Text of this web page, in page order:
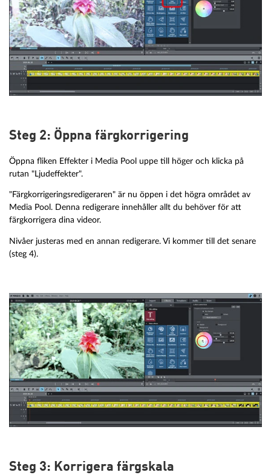
Steg 2: Öppna färgkorrigering
Öppna fliken Effekter i Media Pool uppe till höger och klicka på
rutan "Ljudeffekter".
"Färgkorrigeringsredigeraren" är nu öppen i det högra området av
Media Pool. Denna redigerare innehåller allt du behöver för att
färgkorrigera dina videor.
Nivåer justeras med en annan redigerare. Vi kommer till det senare
(steg 4).
Steg 3: Korrigera färgskala